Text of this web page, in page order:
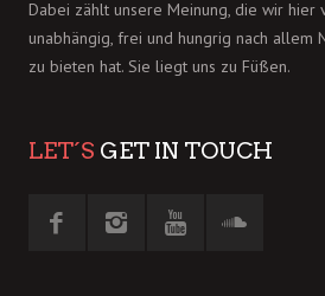
Dabei zählt unsere Meinung, die wir hier
unabhängig, frei und hungrig nach allem
zu bieten hat. Sie liegt uns zu Füßen.
LET´S GET IN TOUCH